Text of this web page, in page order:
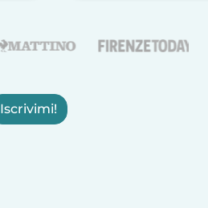
Iscrivimi!